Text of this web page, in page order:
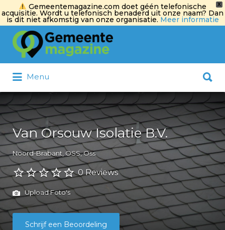
X
Gemeentemagazine.com doet géén telefonische
acquisitie. Wordt u telefonisch benaderd uit onze naam? Dan
is dit niet afkomstig van onze organisatie. Meer informatie
Zoek
naar:
Menu
naar:
Van Orsouw Isolatie B.V.
Noord-Brabant, OSS, Oss
0 Reviews
Upload Foto's
Schrijf een Beoordeling